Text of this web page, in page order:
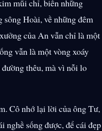
mũi chỉ, biến những
sông Hoài, về những đêm
của An vẫn chỉ là một
vẫn là một vòng xoáy
thêu, mà vì nỗi lo
Cô nhớ lại lời của ông Tư,
nghề sống được, để cái đẹp